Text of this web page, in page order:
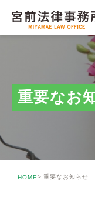
重要なお
HOME 重要なお知らせ